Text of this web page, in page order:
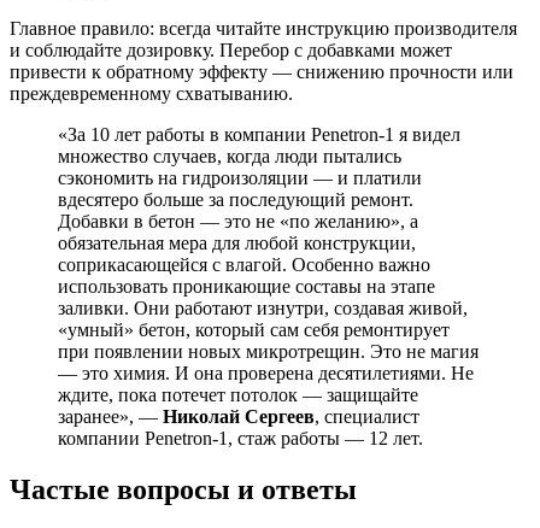
Главное правило: всегда читайте инструкцию производителя
и соблюдайте дозировку. Перебор с добавками может
привести к обратному эффекту — снижению прочности или
преждевременному схватыванию.
«За 10 лет работы в компании Penetron-1 я видел
множество случаев, когда люди пытались
сэкономить на гидроизоляции — и платили
вдесятеро больше за последующий ремонт.
Добавки в бетон — это не «по желанию», а
обязательная мера для любой конструкции,
соприкасающейся с влагой. Особенно важно
использовать проникающие составы на этапе
заливки. Они работают изнутри, создавая живой,
«умный» бетон, который сам себя ремонтирует
при появлении новых микротрещин. Это не магия
— это химия. И она проверена десятилетиями. Не
ждите, пока потечет потолок — защищайте
заранее», — Николай Сергеев, специалист
компании Penetron-1, стаж работы — 12 лет.
Частые вопросы и ответы